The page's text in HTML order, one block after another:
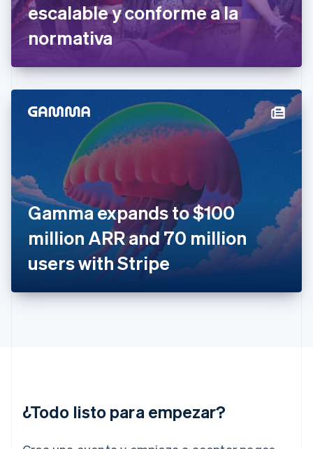
escalable y conforme a la
normativa
Gamma expands to $100
million ARR and 70 million
users with Stripe
¿Todo listo para empezar?
Eslovaquia
Eslovenia
España
EnglishEspañol 简体中文
Finlandia
EnglishSvenska
Francia
Français English
Gibraltar
English
Grecia
English
Hungría
India
Letonia
English